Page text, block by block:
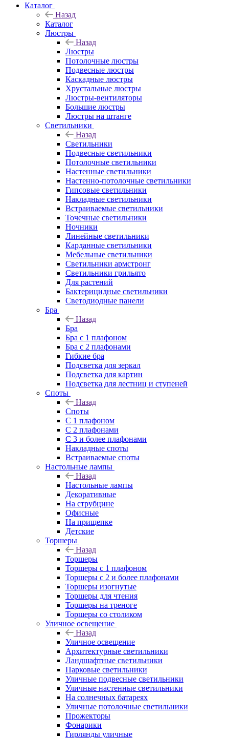
Каталог
Назад
Каталог
Люстры
Назад
Люстры
Потолочные люстры
Подвесные люстры
Каскадные люстры
Хрустальные люстры
Люстры-вентиляторы
Большие люстры
Люстры на штанге
Светильники
Назад
Светильники
Подвесные светильники
Потолочные светильники
Настенные светильники
Настенно-потолочные светильники
Гипсовые светильники
Накладные светильники
Встраиваемые светильники
Точечные светильники
Ночники
Линейные светильники
Карданные светильники
Мебельные светильники
Светильники армстронг
Светильники грильято
Для растений
Бактерицидные светильники
Светодиодные панели
Бра
Назад
Бра
Бра с 1 плафоном
Бра с 2 плафонами
Гибкие бра
Подсветка для зеркал
Подсветка для картин
Подсветка для лестниц и ступеней
Споты
Назад
Споты
С 1 плафоном
С 2 плафонами
С 3 и более плафонами
Накладные споты
Встраиваемые споты
Настольные лампы
Назад
Настольные лампы
Декоративные
На струбцине
Офисные
На прищепке
Детские
Торшеры
Назад
Торшеры
Торшеры с 1 плафоном
Торшеры с 2 и более плафонами
Торшеры изогнутые
Торшеры для чтения
Торшеры на треноге
Торшеры со столиком
Уличное освещение
Назад
Уличное освещение
Архитектурные светильники
Ландшафтные светильники
Парковые светильники
Уличные подвесные светильники
Уличные настенные светильники
На солнечных батареях
Уличные потолочные светильники
Прожекторы
Фонарики
Гирлянды уличные